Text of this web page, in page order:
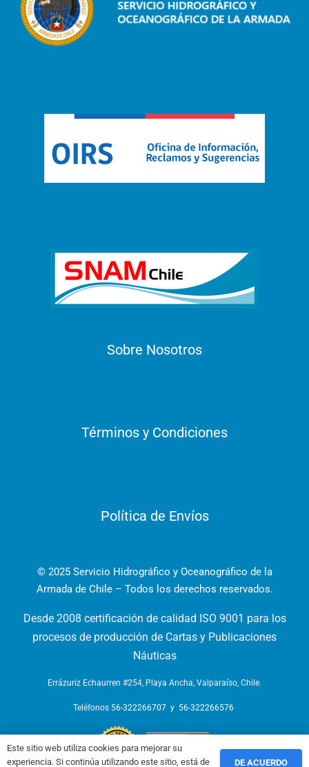
Sobre Nosotros
Términos y Condiciones
Política de Envíos
© 2025 Servicio Hidrográfico y Oceanográfico de la
Armada de Chile – Todos los derechos reservados.
Desde 2008 certificación de calidad ISO 9001 para los
procesos de producción de Cartas y Publicaciones
Náuticas
Errázuriz Echaurren #254, Playa Ancha, Valparaíso, Chile.
Teléfonos 56-322266707 y 56-322266576
Este sitio web utiliza cookies para mejorar su
experiencia. Si continúa utilizando este sitio, está de
DE ACUERDO